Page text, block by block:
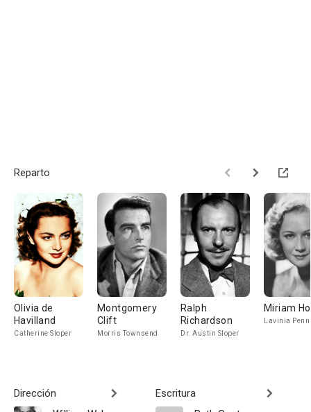
Reparto
Olivia de
Havilland
Catherine Sloper
Montgomery
Clift
Morris Townsend
Ralph
Richardson
Dr. Austin Sloper
Miriam
Lavinia
Dirección
Escritura